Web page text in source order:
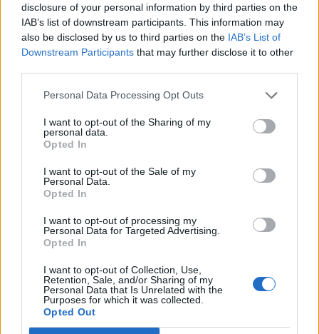
disclosure of your personal information by third parties on the
IAB’s list of downstream participants. This information may
also be disclosed by us to third parties on the IAB’s List of
Downstream Participants that may further disclose it to other
Personal Data Processing Opt Outs
I want to opt-out of the Sharing of my
personal data.
Opted In
I want to opt-out of the Sale of my
Personal Data.
Opted In
I want to opt-out of processing my
Personal Data for Targeted Advertising.
Opted In
I want to opt-out of Collection, Use,
Retention, Sale, and/or Sharing of my
Personal Data that Is Unrelated with the
Purposes for which it was collected.
Opted Out
1 έδρα
Αρφάνης Δημήτριος ΛΑΪΚΗ ΣΥΣΠΕΙΡΩΣΗ
610 ψήφοι
Ένα έμπειρό μάτι μπορεί να δει αρκετά σημεία
τόσο στην Παράταξη Βακαλόπουλου όσο και
στην Παράταξη της Τζανετέα. Μάλιστα
υπάρχουν και σημεία απολύτως κρίσιμα όπως
το αν θα είναι υπερκομματική η Παράταξη
Βακαλόπουλου και το αν τελικά πρέπει να
ηγηθεί της Παράταξής της η Τζανετέα. Επίσης